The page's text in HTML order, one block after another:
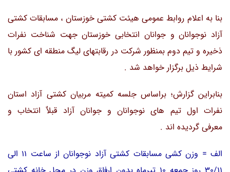
بنا به اعلام روابط عمومی هیئت کشتی خوزستان ، مسابقات کشتی
آزاد نوجوانان و جوانان انتخابی خوزستان جهت شناخت نفرات
ذخیره و تیم دوم بمنظور شرکت در رقابتهای لیگ منطقه ای کشور با
شرایط ذیل برگزار خواهد شد .
بنابراین گزارش؛ براساس جلسه کمیته مربیان کشتی آزاد استان
نفرات اول تیم های نوجوانان و جوانان آزاد قبلاٌ انتخاب و
معرفی گردیده اند .
الف = وزن کشی مسابقات کشتی آزاد نوجوانان از ساعت 11 الی